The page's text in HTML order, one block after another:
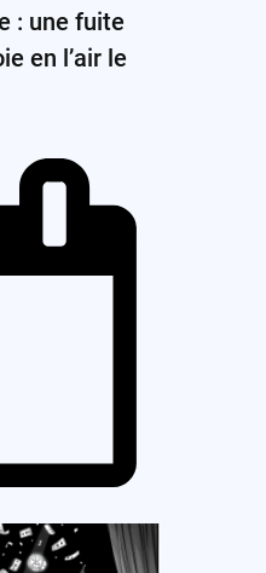
: une fuite
en l’air le